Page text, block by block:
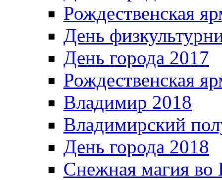
Рождественская
День
День города 2017
Рождественская
Владимир 2018
Владимирский
День города 2018
Снежная магия во